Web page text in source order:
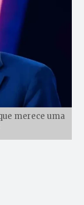
merece uma